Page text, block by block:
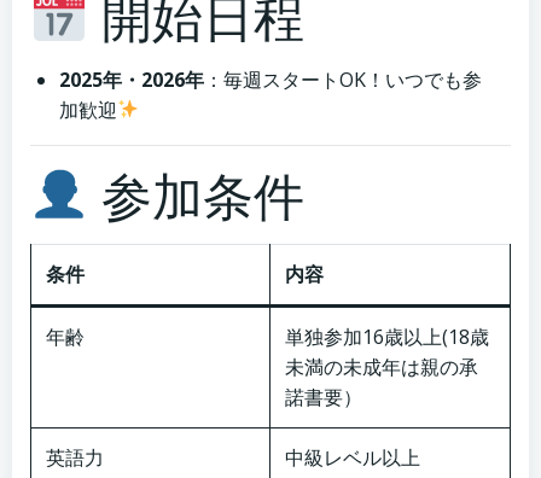
開始日程
2025年・2026年 ：毎週スタートOK！いつでも参
加歓迎
参加条件
条件 内容
年齢
単独参加16歳以上(18歳
未満の未成年は親の承
諾書要）
英語力 中級レベル以上